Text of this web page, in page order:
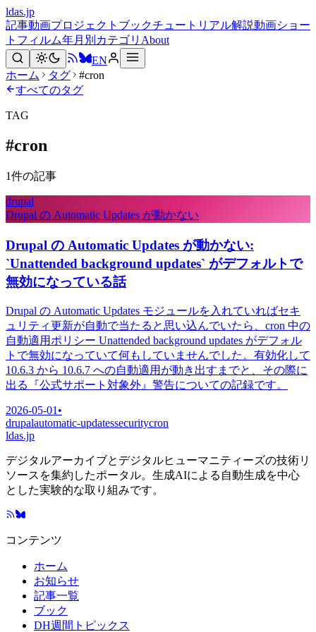
ldas.jp
記事動画プロジェクト ブックチュートリアル解説動画ショー
トフィルム年月別 カテゴリ About
EN
ホーム
タグ
#cron
すべてのタグ
TAG
#cron
1件の記事
drupal
Drupal の Automatic Updates が動かない
Drupal の Automatic Updates が動かない:
`Unattended background updates` がデフォルトで
無効になっている話
Drupal の Automatic Updates モジュールを入れていればセキ
ュリティ更新が自動で当たると思い込んでいたら、cron 中の
自動適用ポリシー Unattended background updates がデフォル
トで無効になっていて何もしていませんでした。有効化して
10.6.3 から 10.6.7 への自動適用が動き出すまでと、その際に
出る『公式サポート対象外』警告についての記録です。
2026-05-01 •
drupalautomatic-updatessecuritycron
ldas.jp
デジタルアーカイブとデジタルヒューマニティーズの技術リ
ソースを集約したポータル。生成AIによる自動生成を中心
とした実験的な取り組みです。
コンテンツ
ホーム
お知らせ
記事一覧
ブック
DH週間トピックス